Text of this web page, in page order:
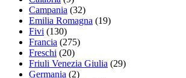
Campania (32)
Emilia Romagna (19)
Fivi (130)
Francia (275)
Freschi (20)
Friuli Venezia Giulia (29)
Germania (2)